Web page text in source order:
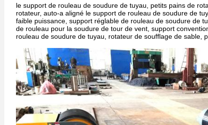
le support de rouleau de soudure de tuyau, petits pains de
rotateur, auto-a aligné le support de rouleau de soudure de
faible puissance, support réglable de rouleau de soudure de
de rouleau pour la soudure de tour de vent, support
rouleau de soudure de tuyau, rotateur de soufflage de sable,